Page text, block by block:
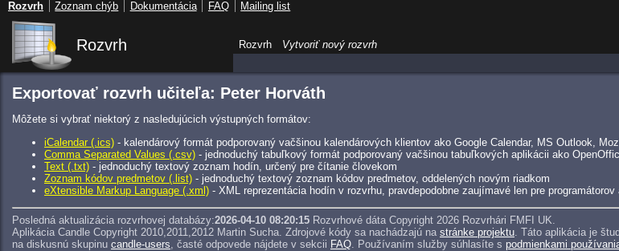
Rozvrh
Exportovať rozvrh učiteľa: Peter Horváth
Môžete si vybrať niektorý z nasledujúcich výstupných formátov:
iCalendar (.ics) - kalendárový formát podporovaný vačšinou kalendárových klientov ako Google Calendar, MS Outlook,
Comma Separated Values (.csv) - jednoduchý tabuľkový formát podporovaný vačšinou tabuľkových aplikácii ako
Text (.txt) - jednoduchý textový zoznam hodín, určený pre čítanie človekom
Zoznam kódov predmetov (.list) - jednoduchý textový zoznam kódov predmetov, oddelených novým riadkom
eXtensible Markup Language (.xml) - XML reprezentácia hodín v rozvrhu, pravdepodobne zaujímavé len pre
Posledná aktualizácia rozvrhovej databázy:2026-04-10 08:20:15 Rozvrhové dáta Copyright 2026 Rozvrhári FMFI UK.
Aplikácia Candle Copyright 2010,2011,2012 Martin Sucha. Zdrojové kódy sa nachádzajú na stránke projektu . Táto aplikácia je
na diskusnú skupinu candle-users , časté odpovede nájdete v sekcii FAQ . Používaním služby súhlasíte s podmienkami
Rozvrh
Vytvoriť nový rozvrh
Rozvrh Zoznam chýb Dokumentácia FAQ Mailing list